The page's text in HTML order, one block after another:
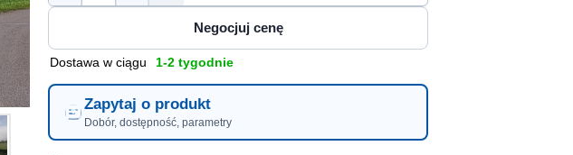
Dostawa w ciągu 1-2 tygodnie
Zapytaj o produkt
Dobór, dostępność, parametry